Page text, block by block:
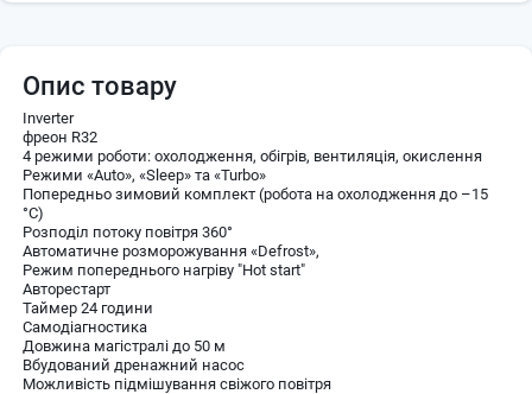
Опис товару
Inverter
фреон R32
4 режими роботи: охолодження, обігрів, вентиляція, окислення
Режими «Auto», «Sleep» та «Turbo»
Попередньо зимовий комплект (робота на охолодження до –15
°C)
Розподіл потоку повітря 360°
Автоматичне розморожування «Defrost»,
Режим попереднього нагріву "Hot start"
Авторестарт
Таймер 24 години
Самодіагностика
Довжина магістралі до 50 м
Вбудований дренажний насос
Можливість підмішування свіжого повітря